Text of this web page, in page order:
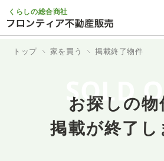
くらしの総合商社
トップ 家を買う 掲載終了物件
SOLD
お探しの物
掲載が終了し